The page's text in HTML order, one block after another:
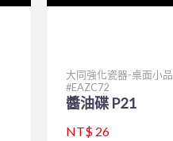
大同強化瓷器-桌面小品
EAZC72
醬油碟 P21
NT$ 26